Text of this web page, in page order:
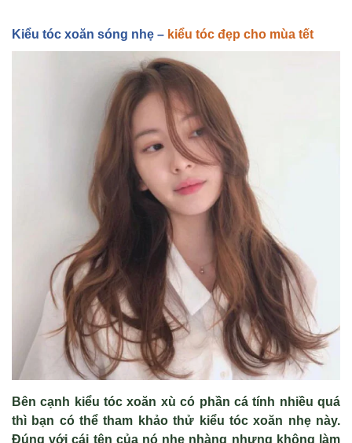
Kiểu tóc xoăn sóng nhẹ – kiểu tóc đẹp cho mùa tết
Bên cạnh kiểu tóc xoăn xù có phần cá tính nhiều quá
thì bạn có thể tham khảo thử kiểu tóc xoăn nhẹ này.
Đúng với cái tên của nó nhẹ nhàng nhưng không làm